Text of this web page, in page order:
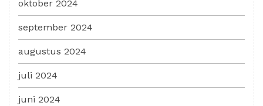
oktober 2024
september 2024
augustus 2024
juli 2024
juni 2024